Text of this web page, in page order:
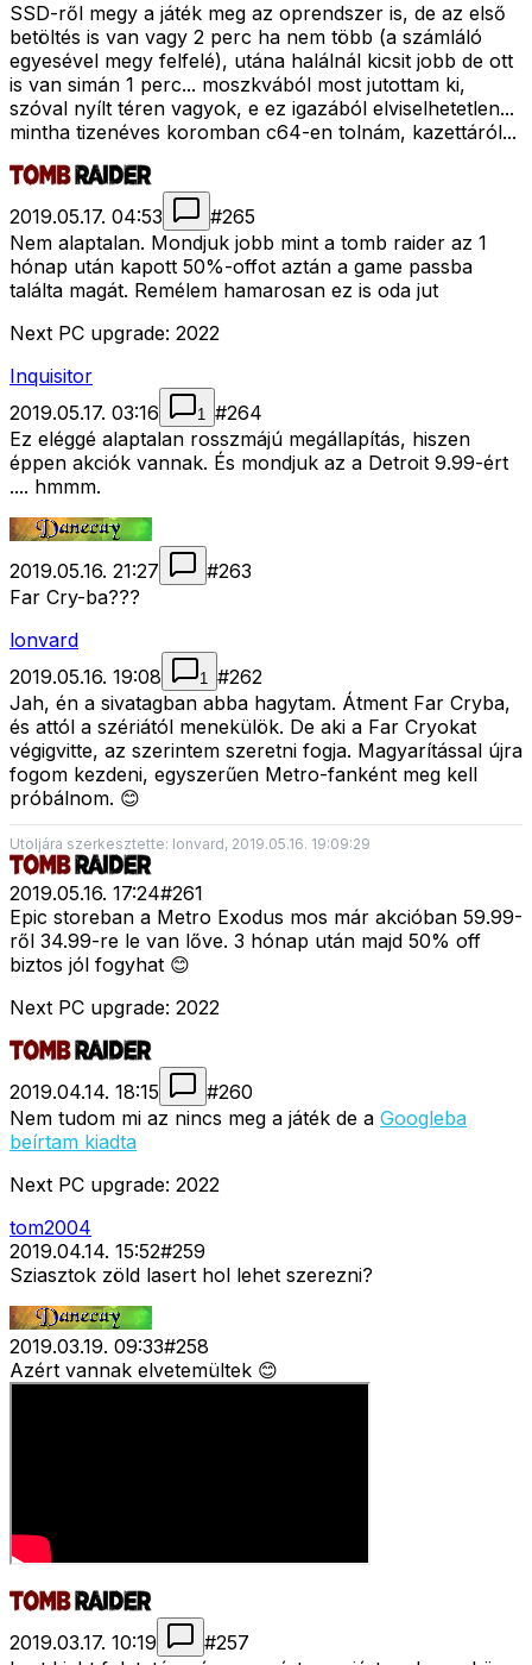
SSD-ről megy a játék meg az oprendszer is, de az első
betöltés is van vagy 2 perc ha nem több (a számláló
egyesével megy felfelé), utána halálnál kicsit jobb de ott
is van simán 1 perc... moszkvából most jutottam ki,
szóval nyílt téren vagyok, e ez igazából elviselhetetlen...
mintha tizenéves koromban c64-en tolnám, kazettáról...
2019.05.17. 04:53 #265
Nem alaptalan. Mondjuk jobb mint a tomb raider az 1
hónap után kapott 50%-offot aztán a game passba
találta magát. Remélem hamarosan ez is oda jut
Next PC upgrade: 2022
Inquisitor
2019.05.17. 03:16
1 #264
Ez eléggé alaptalan rosszmájú megállapítás, hiszen
éppen akciók vannak. És mondjuk az a Detroit 9.99-ért
.... hmmm.
2019.05.16. 21:27 #263
Far Cry-ba???
lonvard
2019.05.16. 19:08
1 #262
Jah, én a sivatagban abba hagytam. Átment Far Cryba,
és attól a szériától menekülök. De aki a Far Cryokat
végigvitte, az szerintem szeretni fogja. Magyarítással újra
fogom kezdeni, egyszerűen Metro-fanként meg kell
próbálnom. 😊
Utoljára szerkesztette: lonvard, 2019.05.16. 19:09:29
2019.05.16. 17:24#261
Epic storeban a Metro Exodus mos már akcióban 59.99-
ről 34.99-re le van lőve. 3 hónap után majd 50% off
biztos jól fogyhat 😊
Next PC upgrade: 2022
2019.04.14. 18:15 #260
Nem tudom mi az nincs meg a játék de a Googleba
beírtam kiadta
Next PC upgrade: 2022
tom2004
2019.04.14. 15:52#259
Sziasztok zöld lasert hol lehet szerezni?
2019.03.19. 09:33#258
Azért vannak elvetemültek 😊
2019.03.17. 10:19 #257